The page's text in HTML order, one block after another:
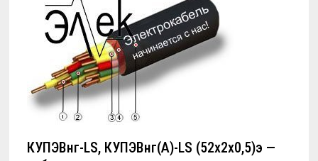
КУПЭВнг-LS, КУПЭВнг(А)-LS (52х2х0,5)э —